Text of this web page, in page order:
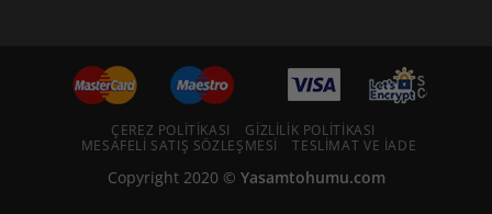
ÇEREZ POLITIKASI
GIZLILIK POLITIKASI
MESAFELI SATIŞ SÖZLEŞMESI
TESLIMAT VE İADE
Copyright 2020 © Yasamtohumu.com